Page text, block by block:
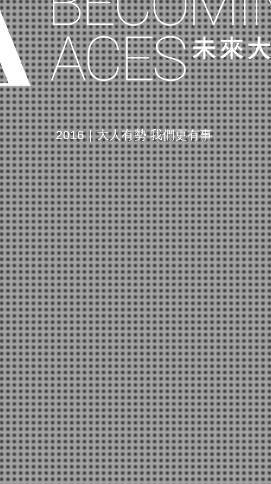
2016｜大人有勢 我們更有事